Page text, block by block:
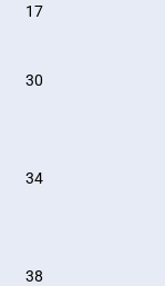
17
30
34
38